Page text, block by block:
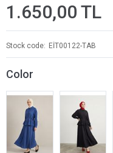
1.650,00 TL
Stock code EİT00122-TAB
Color